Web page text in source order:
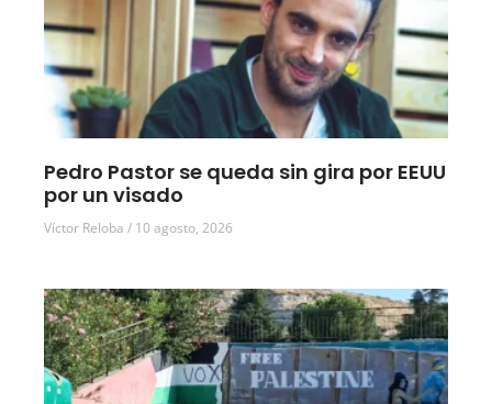
Pedro Pastor se queda sin gira por EEUU
por un visado
Víctor Reloba 10 agosto, 2026